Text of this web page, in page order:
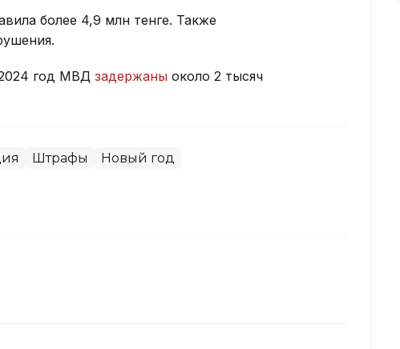
более 4,9 млн тенге. Также
год МВД задержаны около 2 тысяч
Штрафы Новый год